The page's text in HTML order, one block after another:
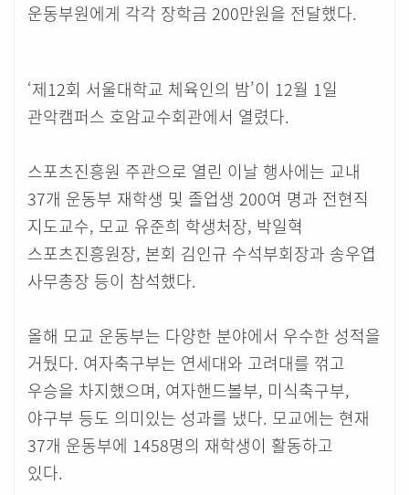
운동부원에게 각각 장학금 200만원을 전달했다.
‘제12회 서울대학교 체육인의 밤’이 12월 1일
관악캠퍼스 호암교수회관에서 열렸다.
스포츠진흥원 주관으로 열린 이날 행사에는 교내
37개 운동부 재학생 및 졸업생 200여 명과 전현직
지도교수, 모교 유준희 학생처장, 박일혁
스포츠진흥원장, 본회 김인규 수석부회장과 송우엽
사무총장 등이 참석했다.
올해 모교 운동부는 다양한 분야에서 우수한 성적을
거뒀다. 여자축구부는 연세대와 고려대를 꺾고
우승을 차지했으며, 여자핸드볼부, 미식축구부,
야구부 등도 의미있는 성과를 냈다. 모교에는 현재
37개 운동부에 1458명의 재학생이 활동하고
있다.